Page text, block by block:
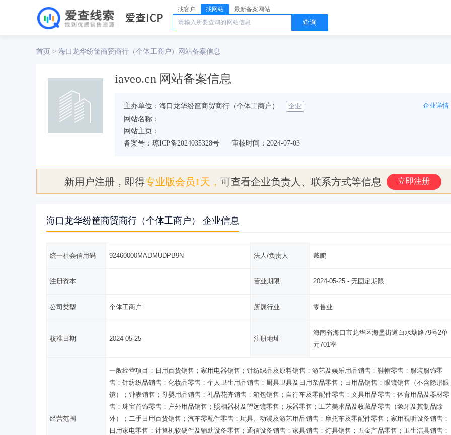
找客户 找网站 最新备案网站
查询
首页 > 海口龙华纷筐商贸商行（个体工商户） 网站备案信息
iaveo.cn 网站备案信息
主办单位：海口龙华纷筐商贸商行（个体工商户） 企业
企业详情
网站名称：
网站主页：
备案号：琼ICP备2024035328号
审核时间：2024-07-03
新用户注册，即得专业版会员1天， 可查看企业负责人、联系方式等信息 立即注册
海口龙华纷筐商贸商行（个体工商户） 企业信息
统一社会信用码 92460000MADMUDPB9N 法人/负责人 戴鹏
注册资本 营业期限 2024-05-25 - 无固定期限
公司类型 个体工商户 所属行业 零售业
核准日期 2024-05-25 注册地址
海南省海口市龙华区海垦街道白水塘路79号2单
元701室
经营范围
一般经营项目：日用百货销售；家用电器销售；针纺织品及原料销售；游艺及娱乐用品销售；鞋帽零售；服装服饰零
售；针纺织品销售；化妆品零售；个人卫生用品销售；厨具卫具及日用杂品零售；日用品销售；眼镜销售（不含隐形眼
镜）；钟表销售；母婴用品销售；礼品花卉销售；箱包销售；自行车及零配件零售；文具用品零售；体育用品及器材零
售；珠宝首饰零售；户外用品销售；照相器材及望远镜零售；乐器零售；工艺美术品及收藏品零售（象牙及其制品除
外）；二手日用百货销售；汽车零配件零售；玩具、动漫及游艺用品销售；摩托车及零配件零售；家用视听设备销售；
日用家电零售；计算机软硬件及辅助设备零售；通信设备销售；家具销售；灯具销售；五金产品零售；卫生洁具销售；